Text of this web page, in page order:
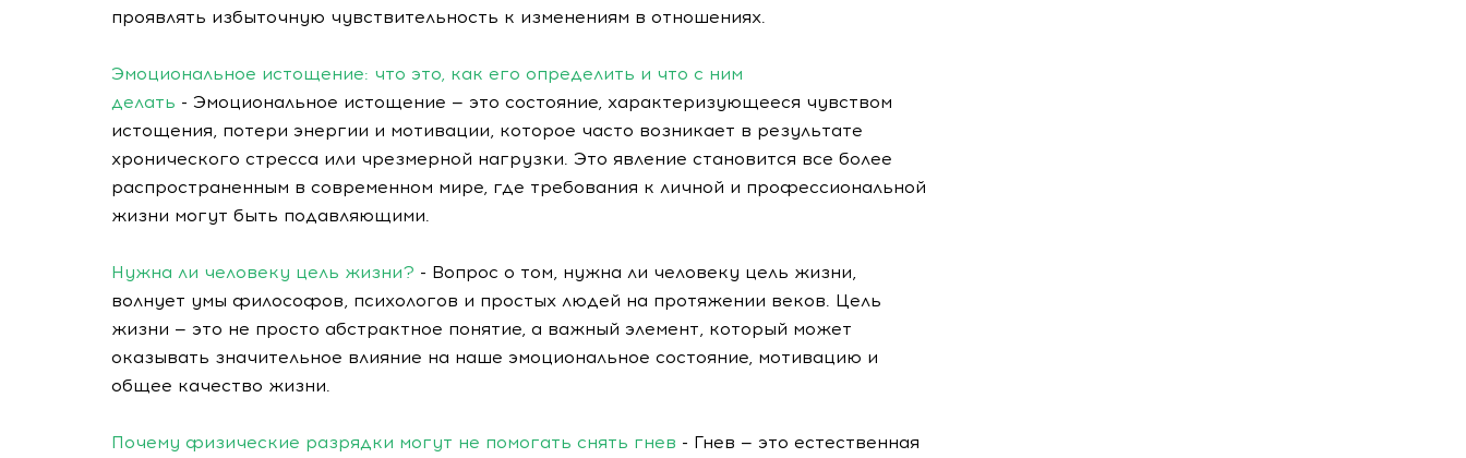
проявлять избыточную чувствительность к изменениям в отношениях.
Эмоциональное истощение: что это, как его определить и что с ним
делать - Эмоциональное истощение — это состояние, характеризующееся чувством
истощения, потери энергии и мотивации, которое часто возникает в результате
хронического стресса или чрезмерной нагрузки. Это явление становится все более
распространенным в современном мире, где требования к личной и профессиональной
жизни могут быть подавляющими.
Нужна ли человеку цель жизни? - Вопрос о том, нужна ли человеку цель жизни,
волнует умы философов, психологов и простых людей на протяжении веков. Цель
жизни — это не просто абстрактное понятие, а важный элемент, который может
оказывать значительное влияние на наше эмоциональное состояние, мотивацию и
общее качество жизни.
Почему физические разрядки могут не помогать снять гнев - Гнев — это естественная